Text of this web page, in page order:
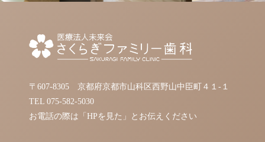
〒607-8305 京都府京都市山科区西野山中臣町４１-１
TEL 075-582-5030
お電話の際は「HPを見た」とお伝えください